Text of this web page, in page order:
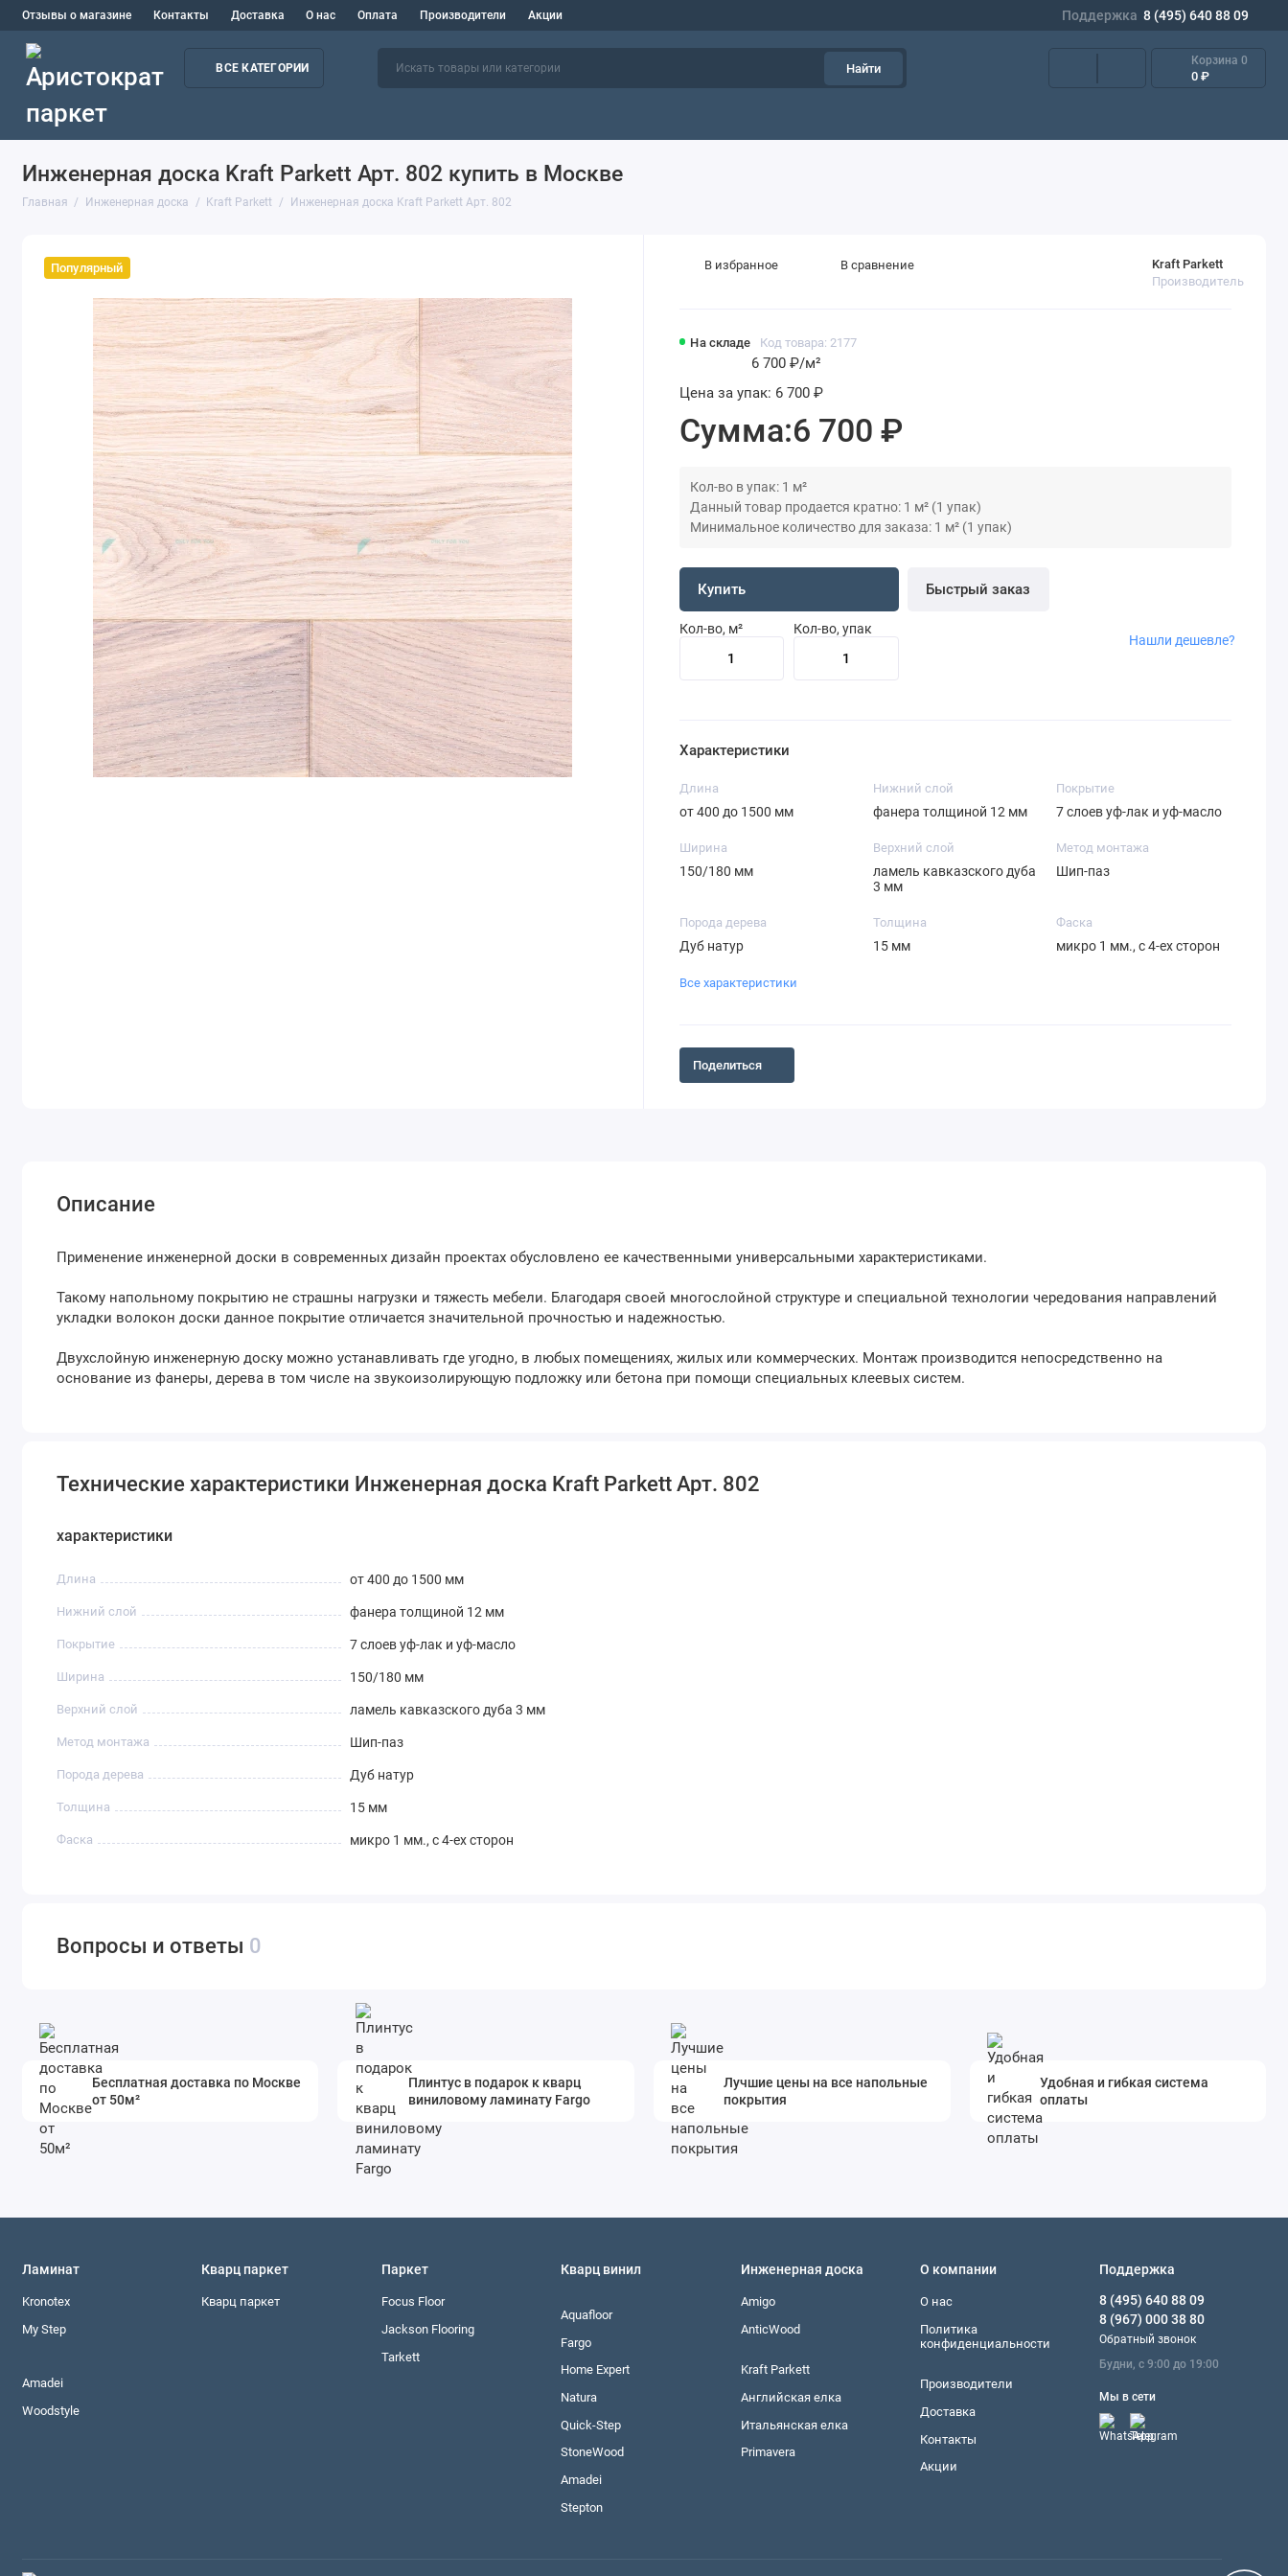
Отзывы о магазине Контакты Доставка О нас Оплата Производители Акции Поддержка 8 (495) 640 88 09
ВСЕ КАТЕГОРИИ Найти
Корзина 0
0 ₽
Инженерная доска Kraft Parkett Арт. 802 купить в Москве
Главная Инженерная доска Kraft Parkett Инженерная доска Kraft Parkett Арт. 802
Популярный
На складе Код товара: 2177
Kraft Parkett
Производитель
6 700 ₽/м²
Цена за упак: 6 700 ₽
Сумма:6 700 ₽
Кол-во в упак: 1 м²
Данный товар продается кратно: 1 м² (1 упак)
Минимальное количество для заказа: 1 м² (1 упак)
Купить
Кол-во, м² Кол-во, упак
Быстрый заказ
Нашли дешевле?
В избранное В сравнение
Характеристики
Длина
от 400 до 1500 мм
Нижний слой
фанера толщиной 12 мм
Покрытие
7 слоев уф-лак и уф-масло
Ширина
150/180 мм
Верхний слой
ламель кавказского дуба
3 мм
Метод монтажа
Шип-паз
Порода дерева
Дуб натур
Толщина
15 мм
Фаска
микро 1 мм., с 4-ех сторон
Все характеристики
Поделиться
Описание
Применение инженерной доски в современных дизайн проектах обусловлено ее качественными универсальными характеристиками.
Такому напольному покрытию не страшны нагрузки и тяжесть мебели. Благодаря своей многослойной структуре и специальной технологии чередования направлений
укладки волокон доски данное покрытие отличается значительной прочностью и надежностью.
Двухслойную инженерную доску можно устанавливать где угодно, в любых помещениях, жилых или коммерческих. Монтаж производится непосредственно на
основание из фанеры, дерева в том числе на звукоизолирующую подложку или бетона при помощи специальных клеевых систем.
Технические характеристики Инженерная доска Kraft Parkett Арт. 802
характеристики
Длина от 400 до 1500 мм
Нижний слой фанера толщиной 12 мм
Покрытие 7 слоев уф-лак и уф-масло
Ширина 150/180 мм
Верхний слой ламель кавказского дуба 3 мм
Метод монтажа Шип-паз
Порода дерева Дуб натур
Толщина 15 мм
Фаска микро 1 мм., с 4-ех сторон
Вопросы и ответы 0
Бесплатная доставка по Москве
от 50м²
Плинтус в подарок к кварц
виниловому ламинату Fargo
Лучшие цены на все напольные
покрытия
Удобная и гибкая система
оплаты
Ламинат
Kronotex
My Step
Amadei
Woodstyle
Кварц паркет
Кварц паркет
Паркет
Focus Floor
Jackson Flooring
Tarkett
Кварц винил
Aquafloor
Fargo
Home Expert
Natura
Quick-Step
StoneWood
Amadei
Stepton
Инженерная доска
Amigo
AnticWood
Kraft Parkett
Английская елка
Итальянская елка
Primavera
О компании
О нас
Политика
конфиденциальности
Производители
Доставка
Контакты
Акции
Поддержка
8 (495) 640 88 09
8 (967) 000 38 80
Обратный звонок
Будни, с 9:00 до 19:00
Мы в сети